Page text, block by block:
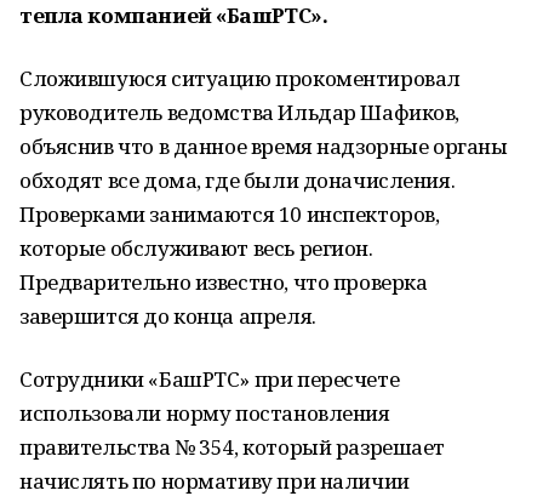
тепла компанией «БашРТС».
Сложившуюся ситуацию прокоментировал
руководитель ведомства Ильдар Шафиков,
объяснив что в данное время надзорные органы
обходят все дома, где были доначисления.
Проверками занимаются 10 инспекторов,
которые обслуживают весь регион.
Предварительно известно, что проверка
завершится до конца апреля.
Сотрудники «БашРТС» при пересчете
использовали норму постановления
правительства № 354, который разрешает
начислять по нормативу при наличии